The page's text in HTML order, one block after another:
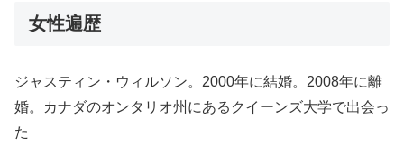
女性遍歴
ジャスティン・ウィルソン。2000年に結婚。2008年に離
婚。カナダのオンタリオ州にあるクイーンズ大学で出会っ
た